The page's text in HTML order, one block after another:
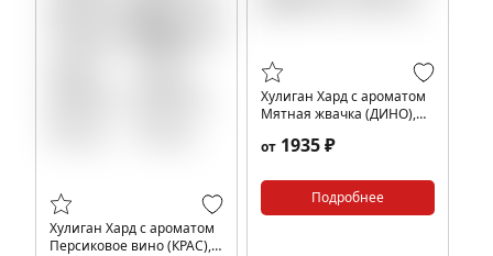
Хулиган Хард с ароматом
Персиковое вино (КРАС),
Хулиган Хард с ароматом
Мятная жвачка (ДИНО),
от 1935 ₽
Подробнее